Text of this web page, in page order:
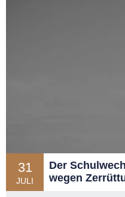
31
JULI
Der
wegen